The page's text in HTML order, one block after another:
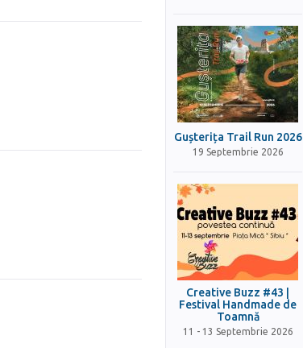
Gușterița Trail Run 2026
19 Septembrie 2026
Creative Buzz #43 |
Festival Handmade de
Toamnă
11 - 13 Septembrie 2026